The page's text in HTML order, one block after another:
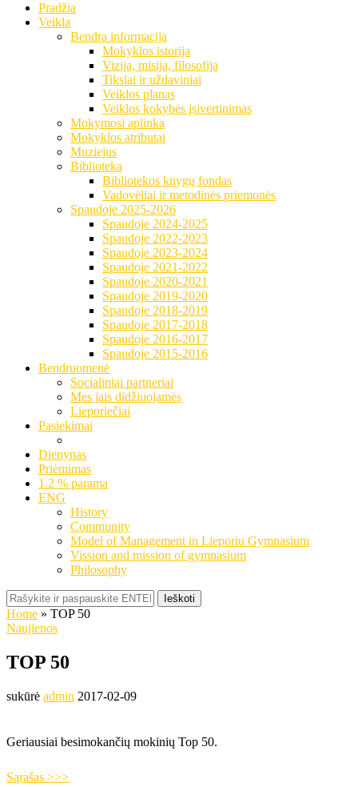
Pradžia
Veikla
Bendra informacija
Mokyklos istorija
Vizija, misija, filosofija
Tikslai ir uždaviniai
Veiklos planas
Veiklos kokybės įsivertinimas
Mokymosi aplinka
Mokyklos atributai
Muziejus
Biblioteka
Bibliotekos knygų fondas
Vadovėliai ir metodinės priemonės
Spaudoje 2025-2026
Spaudoje 2024-2025
Spaudoje 2022-2023
Spaudoje 2023-2024
Spaudoje 2021-2022
Spaudoje 2020-2021
Spaudoje 2019-2020
Spaudoje 2018-2019
Spaudoje 2017-2018
Spaudoje 2016-2017
Spaudoje 2015-2016
Bendruomenė
Socialiniai partneriai
Mes jais didžiuojamės
Lieporiečiai
Pasiekimai
Dienynas
Priėmimas
1.2 % parama
ENG
History
Community
Model of Management in Lieporiu Gymnasium
Vission and mission of gymnasium
Philosophy
Ieškoti
Home » TOP 50
Naujienos
TOP 50
sukūrė admin 2017-02-09
Geriausiai besimokančių mokinių Top 50.
Sąrašas >>>